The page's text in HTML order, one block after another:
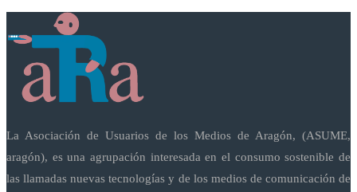
La Asociación de Usuarios de los Medios de Aragón, (ASUME,
aragón), es una agrupación interesada en el consumo sostenible de
las llamadas nuevas tecnologías y de los medios de comunicación de